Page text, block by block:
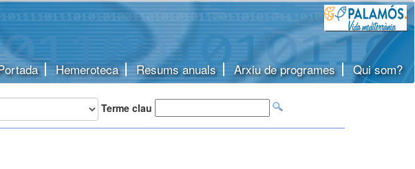
Hemeroteca Resums anuals Arxiu de programes Qui som?
Terme clau